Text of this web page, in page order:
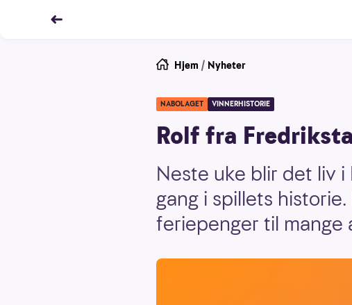
Hjem / Nyheter
NABOLAGET VINNERHISTORIE
Rolf fra
Neste uke blir det liv
gang i spillets
feriepenger til mange